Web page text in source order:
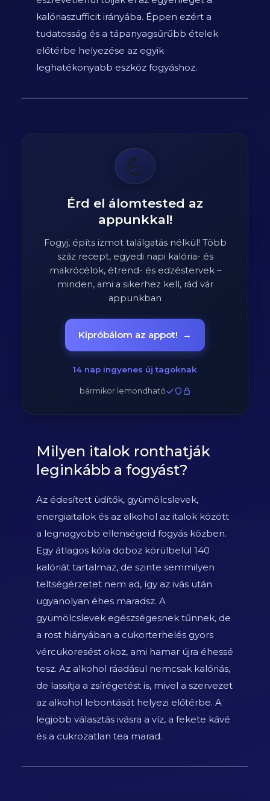
kalóriaszufficit irányába. Éppen ezért a
tudatosság és a tápanyagsűrűbb ételek
előtérbe helyezése az egyik
leghatékonyabb eszköz fogyáshoz.
💪
Érd el álomtested az
appunkkal!
Fogyj, építs izmot találgatás nélkül! Több
száz recept, egyedi napi kalória- és
makrócélok, étrend- és edzéstervek –
minden, ami a sikerhez kell, rád vár
appunkban
Kipróbálom az appot! →
14 nap ingyenes új tagoknak
bármikor lemondható
Milyen italok ronthatják
leginkább a fogyást?
Az édesített üdítők, gyümölcslevek,
energiaitalok és az alkohol az italok között
a legnagyobb ellenségeid fogyás közben.
Egy átlagos kóla doboz körülbelül 140
kalóriát tartalmaz, de szinte semmilyen
teltségérzetet nem ad, így az ivás után
ugyanolyan éhes maradsz. A
gyümölcslevek egészségesnek tűnnek, de
a rost hiányában a cukorterhelés gyors
vércukoresést okoz, ami hamar újra éhessé
tesz. Az alkohol ráadásul nemcsak kalóriás,
de lassítja a zsírégetést is, mivel a szervezet
az alkohol lebontását helyezi előtérbe. A
legjobb választás ivásra a víz, a fekete kávé
és a cukrozatlan tea marad.